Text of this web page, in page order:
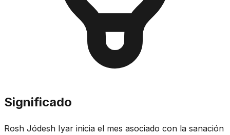
Significado
Rosh Jódesh Iyar inicia el mes asociado con la sanación